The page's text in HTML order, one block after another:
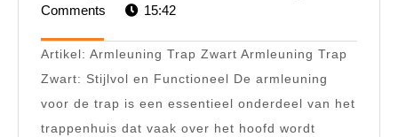
Voor
Op
augustus
Comments
15:42
Artikel: Armleuning Trap Zwart Armleuning Trap
Zwart: Stijlvol en Functioneel De armleuning
voor de trap is een essentieel onderdeel van het
trappenhuis dat vaak over het hoofd wordt